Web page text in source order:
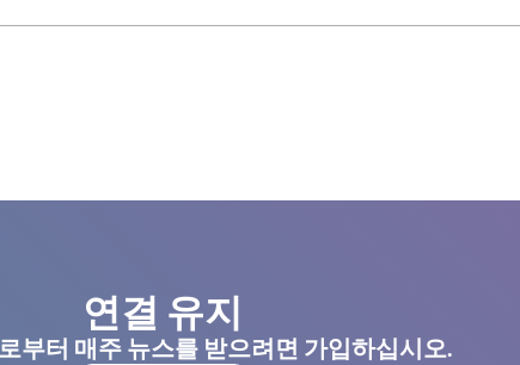
연결 유지
부터 매주 뉴스를 받으려면 가입하십시오.